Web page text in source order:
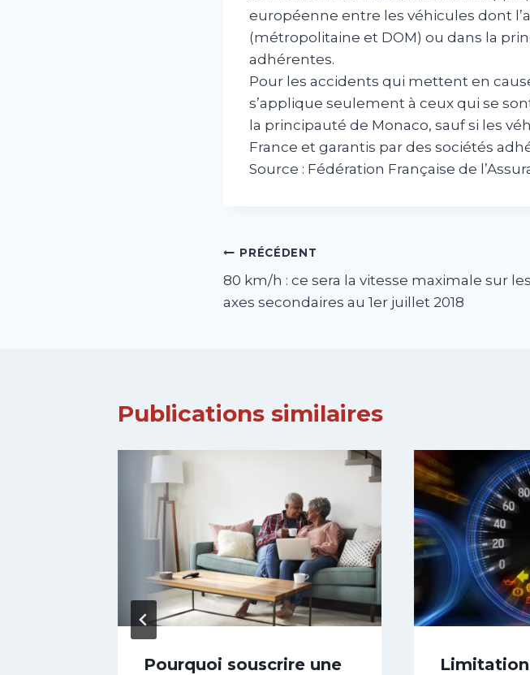
européenne entre les véhicules dont
(métropolitaine et DOM) ou dans la
adhérentes.
Pour les accidents qui mettent en
s’applique seulement à ceux qui se
la principauté de Monaco, sauf si les
France et garantis par des sociétés
Source : Fédération Française de
Navigation
de
PRÉCÉDENT
80 km/h : ce sera la vitesse maximale sur les
axes secondaires au 1er juillet 2018
Publications similaires
Pourquoi souscrire une